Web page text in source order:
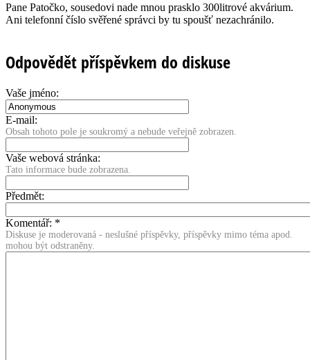
Pane Patočko, sousedovi nade mnou prasklo 300litrové akvárium.
Ani telefonní číslo svěřené správci by tu spoušť nezachránilo.
Odpovědět příspěvkem do diskuse
Vaše jméno:
E-mail:
Obsah tohoto pole je soukromý a nebude veřejně zobrazen.
Vaše webová stránka:
Tato informace bude zobrazena.
Předmět:
Komentář: *
Diskuse je moderovaná - neslušné příspěvky, příspěvky mimo téma apod.
mohou být odstraněny.